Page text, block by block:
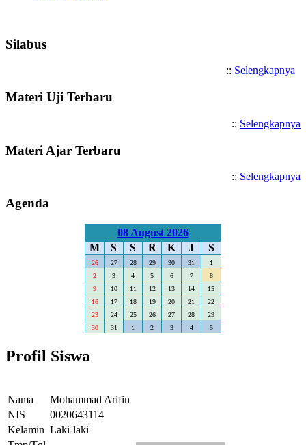
Silabus
:: Selengkapnya
Materi Uji Terbaru
:: Selengkapnya
Materi Ajar Terbaru
:: Selengkapnya
Agenda
08 August 2026
M
S S R K J S
26 27 28 29 30 31
1
2
3 4 5 6 7
8
9
10 11 12 13 14
15
16
17 18 19 20 21
22
23
24 25 26 27 28
29
30
31 1 2 3 4 5
Profil Siswa
Nama
Mohammad Arifin
NIS
0020643114
Kelamin Laki-laki